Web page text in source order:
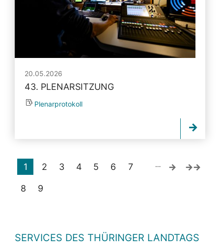
20.05.2026
43. PLENARSITZUNG
Plenarprotokoll
1 2 3 4 5 6 7
8 9
…
SERVICES DES THÜRINGER LANDTAGS